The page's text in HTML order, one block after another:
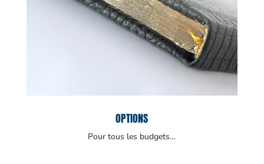
OPTIONS
Pour tous les budgets…